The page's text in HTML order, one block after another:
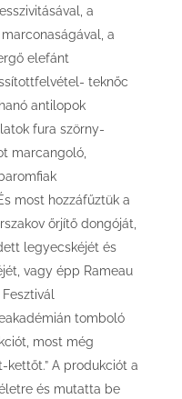
a
a
elefánt
teknőc
antilopok
fura szörny-
marcangoló,
most hozzáfűztük a
őrjítő dongóját,
legyecskéjét és
vagy épp Rameau
tomboló
most még
A produkciót a
és mutatta be